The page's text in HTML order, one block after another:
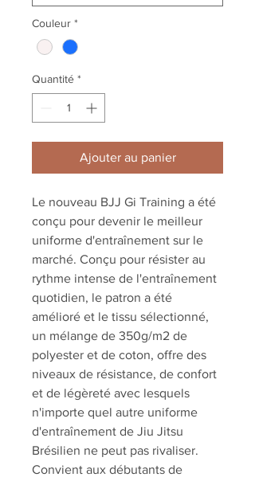
Couleur *
Quantité *
Ajouter au panier
Le nouveau BJJ Gi Training a été
conçu pour devenir le meilleur
uniforme d'entraînement sur le
marché. Conçu pour résister au
rythme intense de l'entraînement
quotidien, le patron a été
amélioré et le tissu sélectionné,
un mélange de 350g/m2 de
polyester et de coton, offre des
niveaux de résistance, de confort
et de légèreté avec lesquels
n'importe quel autre uniforme
d'entraînement de Jiu Jitsu
Brésilien ne peut pas rivaliser.
Convient aux débutants de